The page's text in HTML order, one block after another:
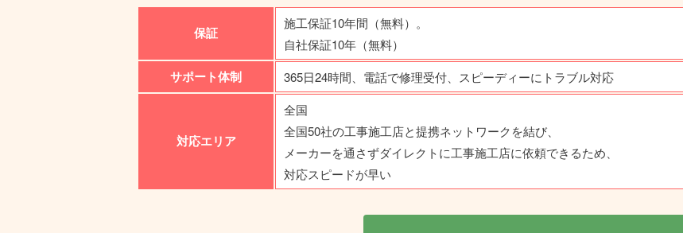
保証
施工保証10年間（無料）。
自社保証10年（無料）
サポート体制 365日24時間、電話で修理受付、スピーディーにトラブル対応
対応エリア
全国
全国50社の工事施工店と提携ネットワークを結び、
メーカーを通さずダイレクトに工事施工店に依頼できるため、
対応スピードが早い